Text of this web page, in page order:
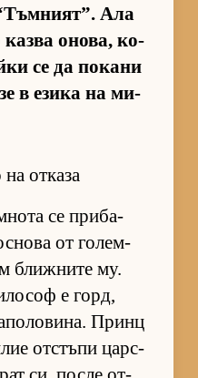
Ала
оно­ва, ко­
се да по­кани
в езика на ми­
отказа
се при­ба­
от го­лем­
ближ­ните му.
е горд,
Принц
от­с­тъпи цар­с­